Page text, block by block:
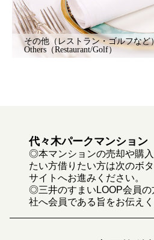
その他（レストラン・ゴルフなど
Others（Restaurant/Golf）
代々木パークマンション
◎本マンションの売却や購
たい方借りたい方は次のボ
サイトへお進みください。
◎三井のすまいLOOP会員の
社へ会員である旨をお伝え